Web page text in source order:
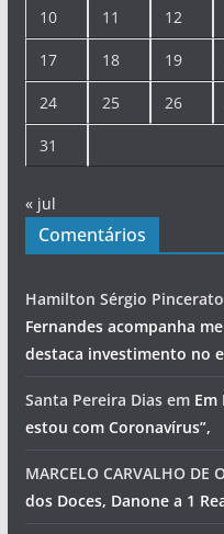
10 11 12
17 18 19
24 25 26
31
« jul
Comentários
Hamilton Sérgio
Fernandes acompanha
destaca investimento no
Santa Pereira Diasem Em
estou com Coronavírus”,
MARCELO CARVALHO DE
dos Doces, Danone a 1